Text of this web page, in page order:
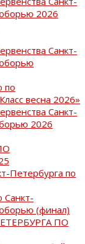
2026
Санкт-
по
весна 2026»
Санкт-
2026
Петербурга по
Санкт-
(финал)
ПО